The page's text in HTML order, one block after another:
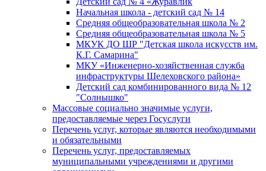
Начальная школа - детский сад № 14
Средняя общеобразовательная школа № 2
Средняя общеобразовательная школа № 5
МКУК ДО ШР "Детская школа искусств им.
К.Г. Самарина"
МКУ «Инженерно-хозяйственная служба
инфраструктуры Шелеховского района»
Детский сад комбинированного вида № 12
"Солнышко"
Массовые социально значимые услуги,
предоставляемые через Госуслуги
Перечень услуг, которые являются необходимыми
и обязательными
Перечень услуг, предоставляемых
муниципальными учреждениями и другими